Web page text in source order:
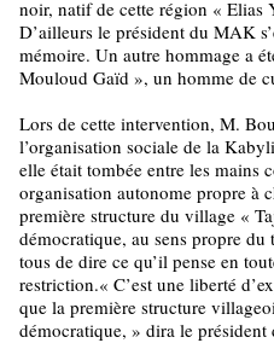
noir, natif de cette région « Elias
D’ailleurs le président du MAK
mémoire. Un autre hommage a
Mouloud Gaïd », un homme de
Lors de cette intervention, M.
l’organisation sociale de la
elle était tombée entre les mains
organisation autonome propre à
première structure du village «
démocratique, au sens propre
tous de dire ce qu’il pense en
restriction.« C’est une liberté
que la première structure
démocratique, » dira le